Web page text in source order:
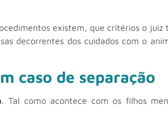
existem, que critérios o juiz
decorrentes dos cuidados com o
caso de separação
. Tal como acontece com os filhos